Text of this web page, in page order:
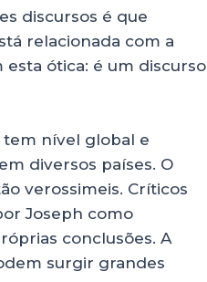
discursos é que
relacionada com a
ótica: é um discurso
nível global e
diversos países. O
verossimeis. Críticos
Joseph como
conclusões. A
surgir grandes